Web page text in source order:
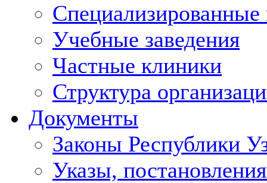
Учебные заведения
Частные клиники
Структура
Документы
Законы Республики
Указы,